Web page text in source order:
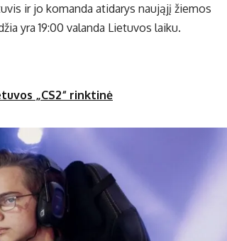
ir jo komanda atidarys naująjį žiemos
yra 19:00 valanda Lietuvos laiku.
„CS2“ rinktinė